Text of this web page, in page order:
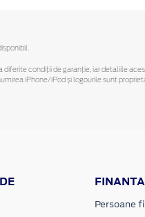
condiții de garanție, iar detaliile
iPhone/iPod și logourile sunt
Persoane